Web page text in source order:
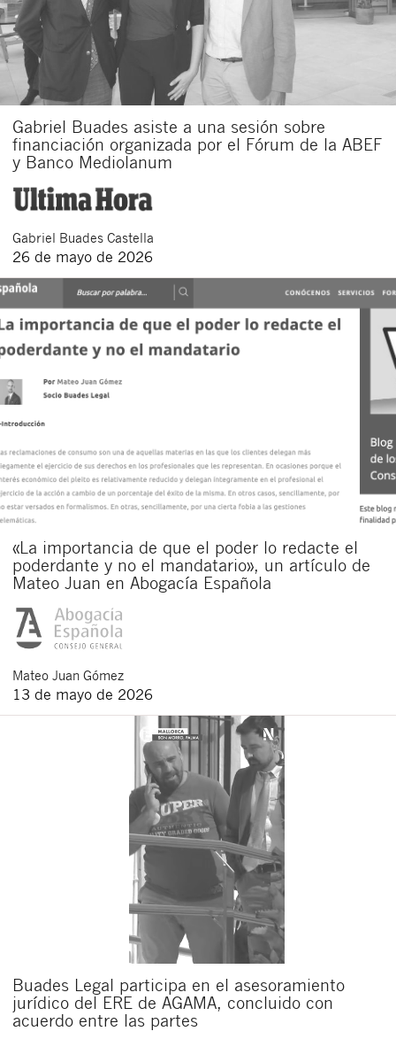
Gabriel Buades asiste a una sesión sobre
financiación organizada por el Fórum de la ABEF
y Banco Mediolanum
Gabriel Buades Castella
26 de mayo de 2026
«La importancia de que el poder lo redacte el
poderdante y no el mandatario», un artículo de
Mateo Juan en Abogacía Española
Mateo Juan Gómez
13 de mayo de 2026
Buades Legal participa en el asesoramiento
jurídico del ERE de AGAMA, concluido con
acuerdo entre las partes